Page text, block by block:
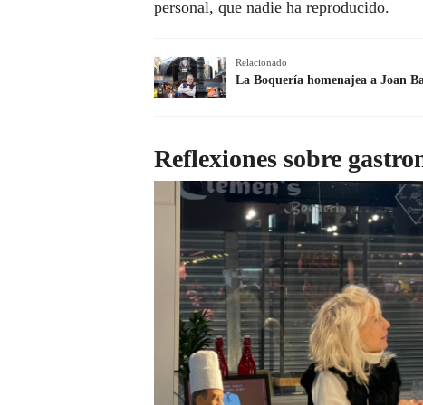
personal, que nadie ha reproducido.
Relacionado
La Boquería homenajea a Joan
Reflexiones sobre